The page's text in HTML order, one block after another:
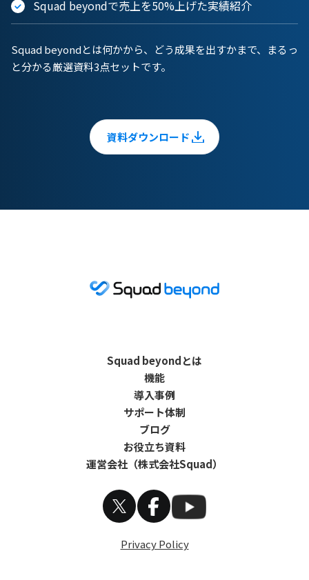
Squad beyondで売上を50%上げた実績紹介
Squad beyondとは何かから、どう成果を出すかまで、まるっ
と分かる厳選資料3点セットです。
資料ダウンロード
Squad beyondとは
機能
導入事例
サポート体制
ブログ
お役立ち資料
運営会社（株式会社Squad）
Privacy Policy